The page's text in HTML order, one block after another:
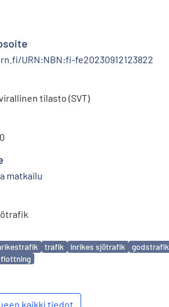
URN:NBN:fi-fe20230912123822
tilasto (SVT)
matkailu
trafik inrikes sjötrafik godstrafik
flottning
kaikki tiedot